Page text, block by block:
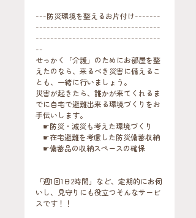
---防災環境を整えるお片付け-------
----------------------------------
----------------------------------
--
せっかく「介護」のためにお部屋を整
えたのなら、来るべき災害に備えるこ
とも、一緒に行いましょう。
災害が起きたら、誰かが来てくれるま
でに自宅で避難出来る環境づくりをお
手伝いします。
☛防災・減災も考えた環境づくり
☛在宅避難を考慮した防災備蓄収納
☛備蓄品の収納スペースの確保
「週1回1日2時間」など、定期的にお伺
いし、見守りにも役立つそんなサービ
スです！！